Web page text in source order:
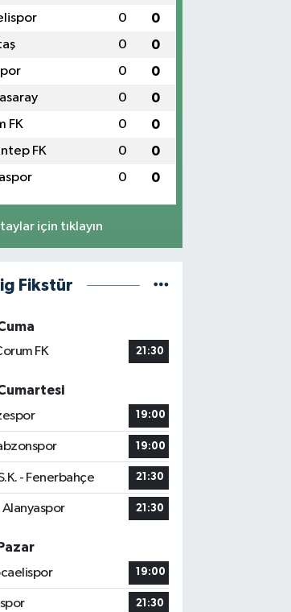
0 0
0 0
0 0
0 0
FK 0 0
FK 0 0
0 0
için tıklayın
Fikstür
FK
21:30
19:00
19:00
- Fenerbahçe 21:30
Alanyaspor 21:30
19:00
21:30